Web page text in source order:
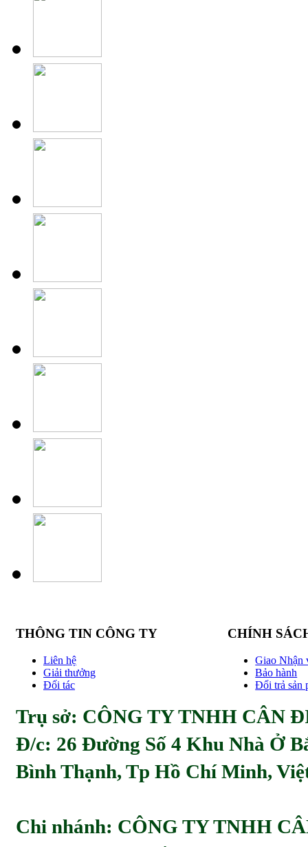
THÔNG TIN CÔNG TY
Liên hệ
Giải thưởng
Đối tác
CHÍNH
Giao Nhận
Bảo hành
Đổi trả sản
Trụ sở: CÔNG TY TNHH CÂN
Đ/c: 26 Đường Số 4 Khu Nhà Ở
Bình Thạnh, Tp Hồ Chí Minh,
Chi nhánh: CÔNG TY TNHH